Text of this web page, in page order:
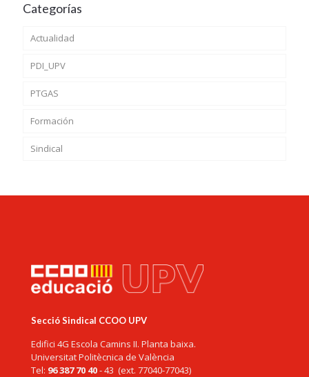
Categorías
Actualidad
PDI_UPV
PTGAS
Formación
Sindical
Secció Sindical CCOO UPV
Edifici 4G Escola Camins II. Planta baixa.
Universitat Politècnica de València
Tel: 96 387 70 40- 43 (ext. 77040-77043)